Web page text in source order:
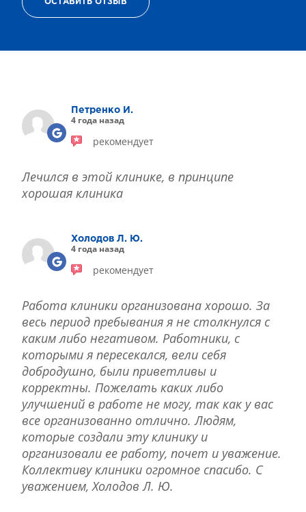
ТЕРАПИЯ САХАРНОГО ДИАБЕТА
ДЕТСКАЯ ОФТАЛЬМОЛОГИЯ
ЛЕЧЕНИЕ ЗАБОЛЕВАНИЙ СЕТЧАТКИ
ЭСТЕТИЧЕСКАЯ ХИРУРГИЯ
ОСТАВИТЬ ОТЗЫВ
Петренко И.
4 года назад
рекомендует
Лечился в этой клинике, в принципе
хорошая клиника
Холодов Л. Ю.
4 года назад
рекомендует
Работа клиники организована хорошо. За
весь период пребывания я не столкнулся с
каким либо негативом. Работники, с
которыми я пересекался, вели себя
добродушно, были приветливы и
корректны. Пожелать каких либо
улучшений в работе не могу, так как у вас
все организованно отлично. Людям,
которые создали эту клинику и
организовали ее работу, почет и уважение.
Коллективу клиники огромное спасибо. С
уважением, Холодов Л. Ю.